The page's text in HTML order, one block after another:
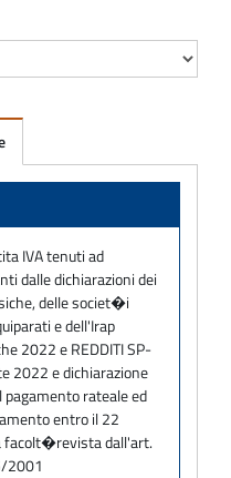
IVA tenuti ad
dalle dichiarazioni dei
delle societ�i
e dell'Irap
2022 e REDDITI SP-
2022 e dichiarazione
rateale ed
entro il 22
facolt�revista dall'art.
2001